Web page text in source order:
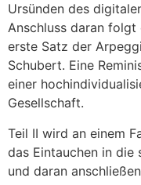
Ursünden des
Anschluss daran folgt
erste Satz der
Schubert. Eine
einer
Gesellschaft.
Teil II wird an einem
das Eintauchen in die
und daran